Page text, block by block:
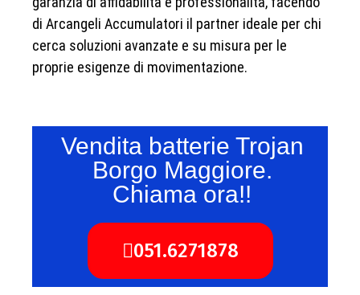
di Arcangeli Accumulatori il partner ideale per chi
cerca soluzioni avanzate e su misura per le
proprie esigenze di movimentazione.
Vendita batterie Trojan
Borgo Maggiore.
Chiama ora!!
051.6271878